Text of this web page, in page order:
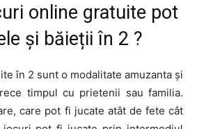
online gratuite pot
și băieții în 2 ?
în 2 sunt o modalitate amuzanta și
timpul cu prietenii sau familia.
care pot fi jucate atât de fete cât